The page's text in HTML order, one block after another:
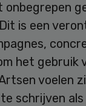
is een
het gebruik
voelen
schrijven